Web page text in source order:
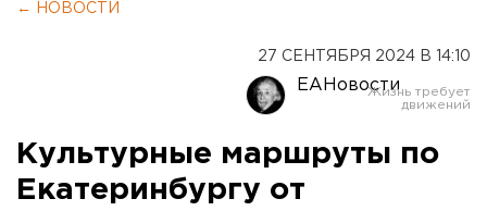
← НОВОСТИ
27 СЕНТЯБРЯ 2024 В 14:10
ЕАНовости
Культурные маршруты по
Екатеринбургу от